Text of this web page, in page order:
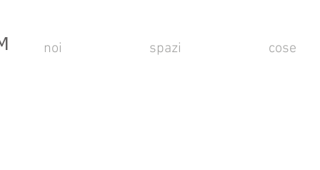
noi spazi cose